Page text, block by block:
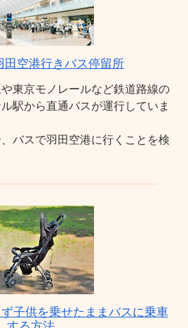
田空港行きバス停留所
東京モノレールなど鉄道路線の
駅から直通バスが運行していま
バスで羽田空港に行くことを検
子供を乗せたままバスに乗車